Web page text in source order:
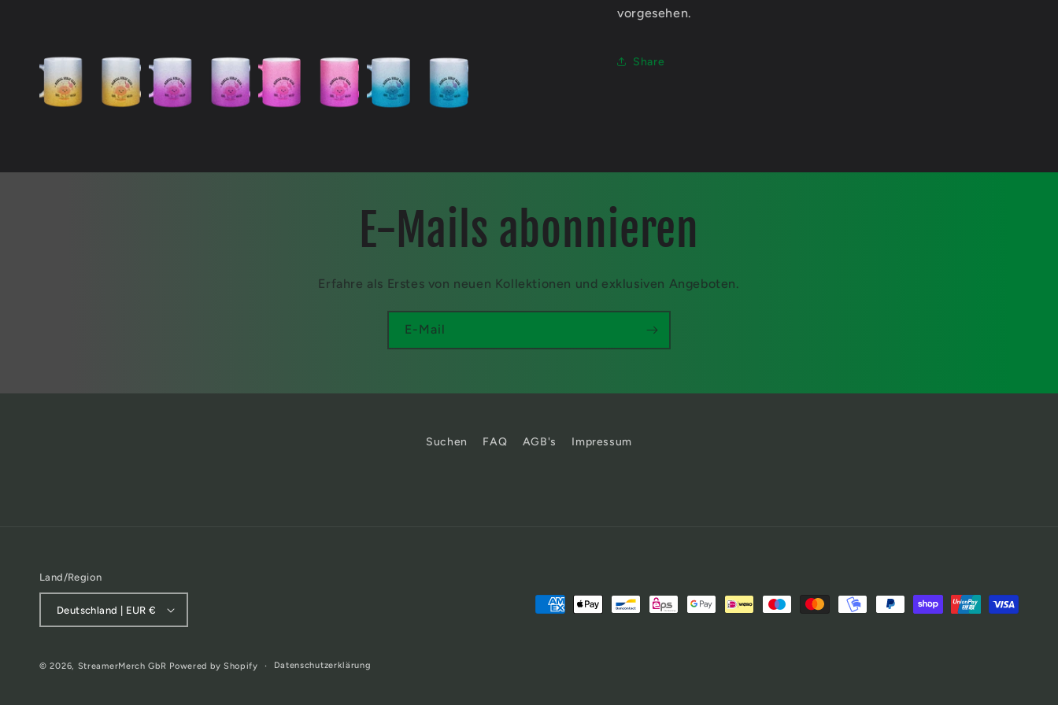
vorgesehen.
Share
E-Mails abonnieren
Erfahre als Erstes von neuen Kollektionen und exklusiven Angeboten.
E-Mail
Suchen FAQ AGB's Impressum
Land/Region
Deutschland | EUR € Zahlungsmethoden
© 2026, StreamerMerch GbR Powered by Shopify Datenschutzerklärung